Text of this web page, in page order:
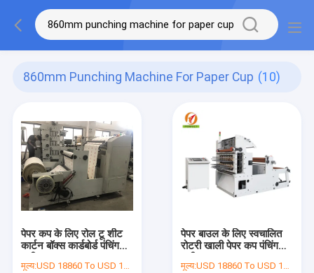
860mm Punching Machine For Paper Cup (10)
पेपर कप के लिए रोल टू शीट
कार्टन बॉक्स कार्डबोर्ड पंचिंग
मूल्य:USD 18860 To USD 19000 Per Set
पेपर बाउल के लिए स्वचालित
रोटरी खाली पेपर कप पंचिंग
मूल्य:USD 18860 To USD 19000 Per Set